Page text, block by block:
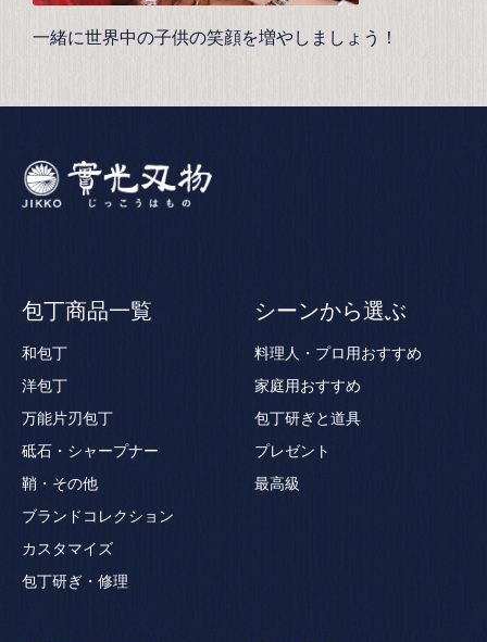
一緒に世界中の子供の笑顔を増やしましょう！
包丁商品一覧
和包丁
洋包丁
万能片刃包丁
砥石・シャープナー
鞘・その他
ブランドコレクション
カスタマイズ
包丁研ぎ・修理
シーンから選ぶ
料理人・プロ用おすすめ
家庭用おすすめ
包丁研ぎと道具
プレゼント
最高級